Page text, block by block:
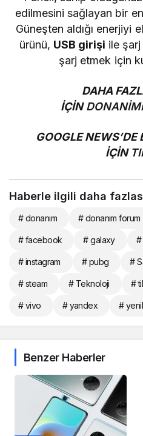
edilmesini sağlayan bir
Güneşten aldığı enerjiyi
ürünü, USB girişi ile
şarj etmek için
DAHA
İÇİN
GOOGLE
İÇİN
Haberle ilgili daha
# donanım # donanım forum
# facebook # galaxy #
# instagram # pubg #
# steam # Teknoloji #
# vivo # yandex #
Benzer Haberler